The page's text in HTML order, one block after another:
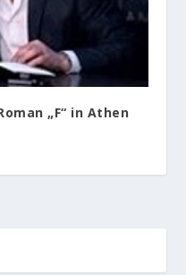
„F“ in Athen